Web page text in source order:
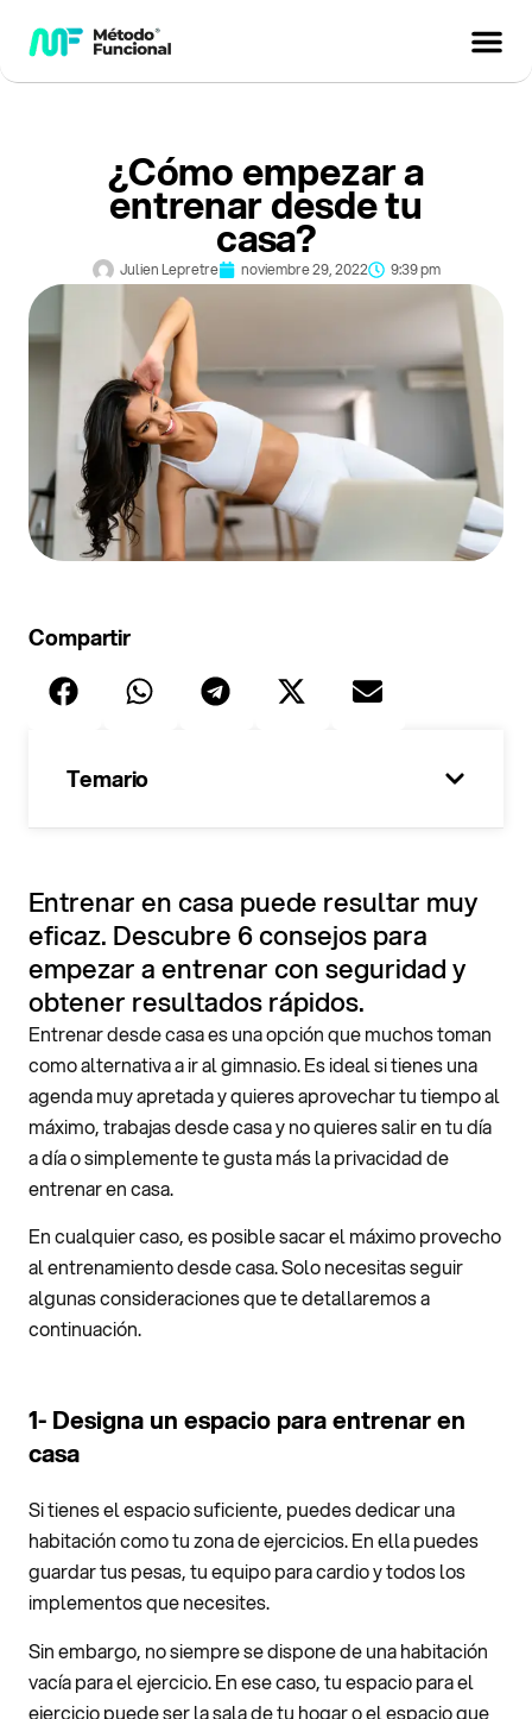
¿Cómo empezar a
entrenar desde tu
casa?
Julien Lepretre noviembre 29, 2022 9:39 pm
Entrenar en casa puede resultar muy
eficaz. Descubre 6 consejos para
empezar a entrenar con seguridad y
obtener resultados rápidos.
Entrenar desde casa es una opción que muchos toman
como alternativa a ir al gimnasio. Es ideal si tienes una
agenda muy apretada y quieres aprovechar tu tiempo al
máximo, trabajas desde casa y no quieres salir en tu día
a día o simplemente te gusta más la privacidad de
entrenar en casa.
En cualquier caso, es posible sacar el máximo provecho
al entrenamiento desde casa. Solo necesitas seguir
algunas consideraciones que te detallaremos a
continuación.
1- Designa un espacio para entrenar en
casa
Si tienes el espacio suficiente, puedes dedicar una
habitación como tu zona de ejercicios. En ella puedes
guardar tus pesas, tu equipo para cardio y todos los
implementos que necesites.
Sin embargo, no siempre se dispone de una habitación
vacía para el ejercicio. En ese caso, tu espacio para el
ejercicio puede ser la sala de tu hogar o el espacio que
100%
Temario
Compartir